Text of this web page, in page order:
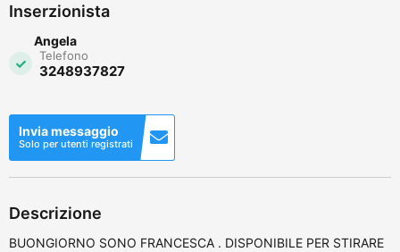
Inserzionista
Angela
Telefono
3248937827
Invia messaggio
Solo per utenti registrati
Descrizione
BUONGIORNO SONO FRANCESCA . DISPONIBILE PER STIRARE